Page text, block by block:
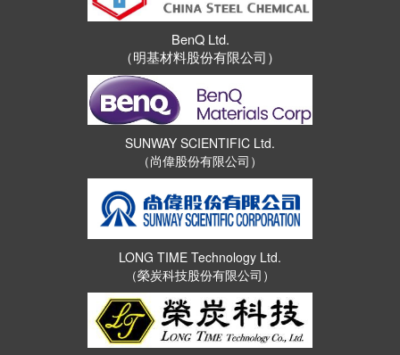
BenQ Ltd.
（明基材料股份有限公司）
SUNWAY SCIENTIFIC Ltd.
（尚偉股份有限公司）
LONG TIME Technology Ltd.
（榮炭科技股份有限公司）